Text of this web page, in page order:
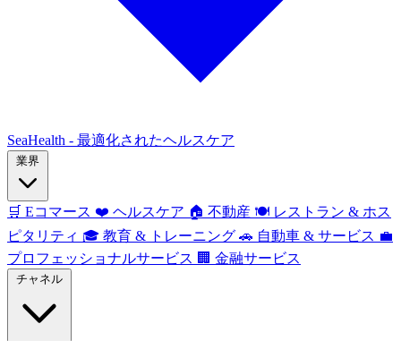
SeaHealth - 最適化されたヘルスケア
🛒 Eコマース ❤️ ヘルスケア 🏠 不動産 🍽️ レストラン & ホス
ピタリティ 🎓 教育 & トレーニング 🚗 自動車 & サービス 💼
プロフェッショナルサービス 🏢 金融サービス